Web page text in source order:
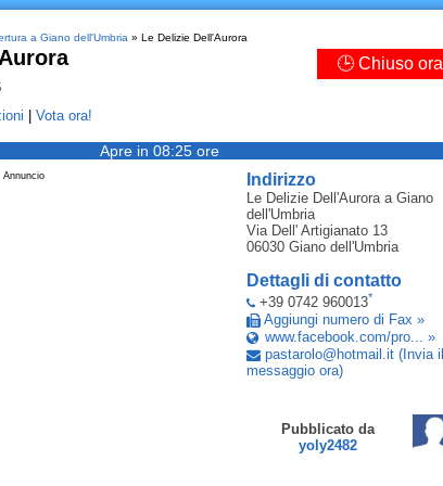
a Giano dell'Umbria » Le Delizie Dell'Aurora
🕒 Chiuso ora
Vota ora!
Apre in 08:25 ore
Indirizzo
Le Delizie Dell'Auroraa Giano
dell'Umbria
Via Dell' Artigianato 13
06030 Giano dell'Umbria
Dettagli di contatto
+39 0742 960013*
Aggiungi numero di Fax »
www.facebook.com/pro... »
pastarolo@ hotmail .it (Invia il
messaggio ora)
Pubblicato da
yoly2482
Annuncio